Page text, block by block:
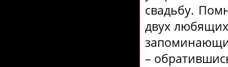
свадьбу.
двух
–